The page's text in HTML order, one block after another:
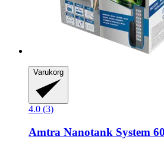
Varukorg
4.0 (3)
Amtra Nanotank System 60